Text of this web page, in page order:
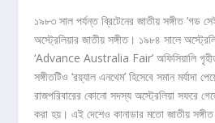
১৯৮৩ সাল পর্যন্ত ব্রিটেনের জাতীয় সঙ্গীত ‘গড
অস্ট্রেলিয়ার জাতীয় সঙ্গীত। ১৯৮৪ সালে
‘Advance Australia Fair’ অফিসিয়ালি
সঙ্গীতটিও ‘রয়্যাল এনথেম’ হিসেবে সমান মর্যাদা
রাজপরিবারের কোনো সদস্য অস্ট্রেলিয়া সফরে
করা হয়। এই দেশেও কানাডার মতো জাতীয় সঙ্গীত